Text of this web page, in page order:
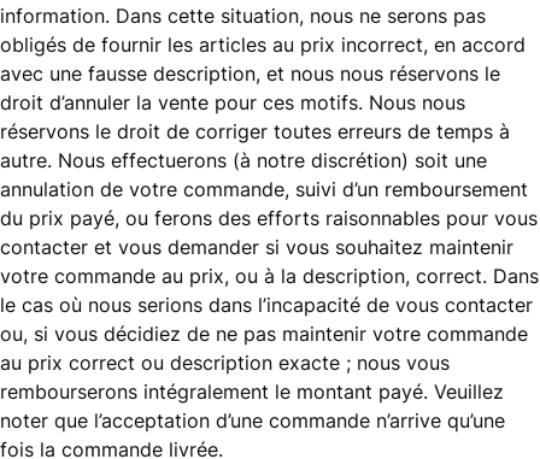
information. Dans cette situation, nous ne serons pas
obligés de fournir les articles au prix incorrect, en accord
avec une fausse description, et nous nous réservons le
droit d’annuler la vente pour ces motifs. Nous nous
réservons le droit de corriger toutes erreurs de temps à
autre. Nous effectuerons (à notre discrétion) soit une
annulation de votre commande, suivi d’un remboursement
du prix payé, ou ferons des efforts raisonnables pour vous
contacter et vous demander si vous souhaitez maintenir
votre commande au prix, ou à la description, correct. Dans
le cas où nous serions dans l’incapacité de vous contacter
ou, si vous décidiez de ne pas maintenir votre commande
au prix correct ou description exacte ; nous vous
rembourserons intégralement le montant payé. Veuillez
noter que l’acceptation d’une commande n’arrive qu’une
fois la commande livrée.